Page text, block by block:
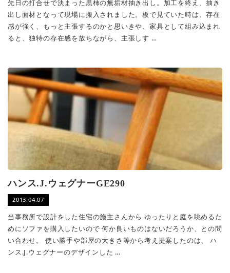
先日の打合せで決まった黒柿の無垢材抽き出し。加工を終え、抽き
出し面材となって現場に搬入されました。板で見ていた時は、存在
感が強く、もっと主張するのかと思いきや、家具として組み込まれ
ると、独特の存在感を放ちながら、主張しす …
ハンス.J.ウェグナーGE290
2013.04.07
当事務所で設計をした住宅の施主さんから ゆったりと庭を眺めるた
めにソファを購入したいので 何か良いものはないだろうか、との問
い合わせ。 使い勝手や部屋の大きさ等から考え提案したのは、 ハ
ンス.J.ウェグナーのデザインした …